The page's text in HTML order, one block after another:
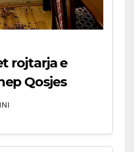
rojtarja e
Qosjes